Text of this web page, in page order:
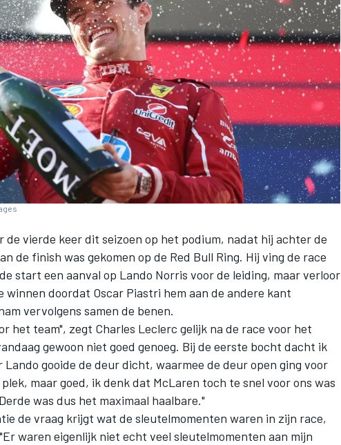
de vierde keer dit seizoen op het podium, nadat hij achter de
de finish was gekomen op de Red Bull Ring. Hij ving de race
start een aanval op Lando Norris voor de leiding, maar verloor
winnen doordat Oscar Piastri hem aan de andere kant
vervolgens samen de benen.
het team", zegt Charles Leclerc gelijk na de race voor het
gewoon niet goed genoeg. Bij de eerste bocht dacht ik
gooide de deur dicht, waarmee de deur open ging voor
maar goed, ik denk dat McLaren toch te snel voor ons was
was dus het maximaal haalbare."
de vraag krijgt wat de sleutelmomenten waren in zijn race,
waren eigenlijk niet echt veel sleutelmomenten aan mijn